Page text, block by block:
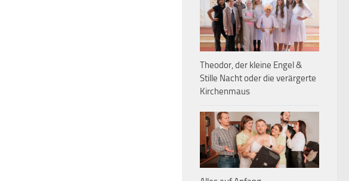
Theodor, der kleine Engel &
Stille Nacht oder die verärgerte
Kirchenmaus